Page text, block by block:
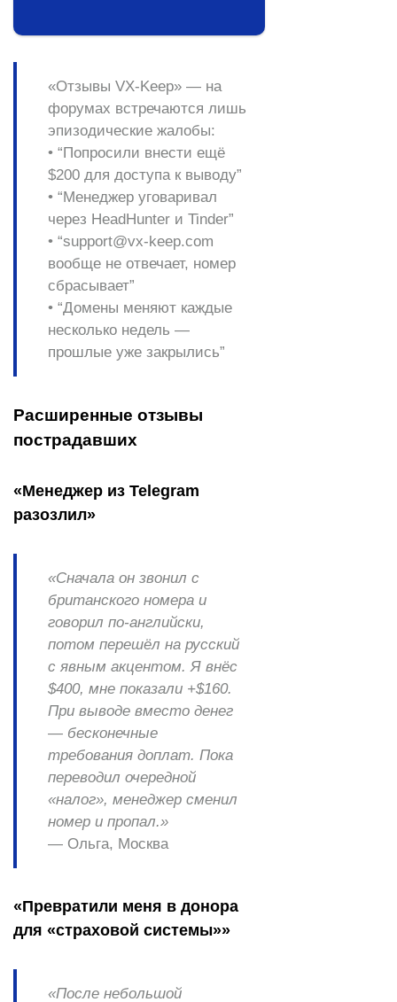
«Отзывы VX-Keep» — на
форумах встречаются лишь
эпизодические жалобы:
• “Попросили внести ещё
$200 для доступа к выводу”
• “Менеджер уговаривал
через HeadHunter и Tinder”
• “support@vx-keep.com
вообще не отвечает, номер
сбрасывает”
• “Домены меняют каждые
несколько недель —
прошлые уже закрылись”
Расширенные отзывы
пострадавших
«Менеджер из Telegram
разозлил»
«Сначала он звонил с
британского номера и
говорил по-английски,
потом перешёл на русский
с явным акцентом. Я внёс
$400, мне показали +$160.
При выводе вместо денег
— бесконечные
требования доплат. Пока
переводил очередной
«налог», менеджер сменил
номер и пропал.»
— Ольга, Москва
«Превратили меня в донора
для «страховой системы»»
«После небольшой